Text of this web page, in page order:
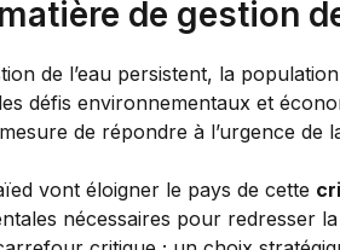
de gestion
de l’eau persistent, la
défis environnementaux et
de répondre à l’urgence de
vont éloigner le pays de cette
nécessaires pour redresser